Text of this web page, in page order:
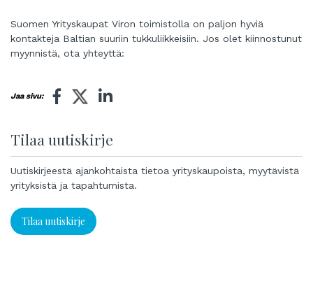
Suomen Yrityskaupat Viron toimistolla on paljon hyviä
kontakteja Baltian suuriin tukkuliikkeisiin. Jos olet kiinnostunut
myynnistä, ota yhteyttä:
Jaa sivu:
Tilaa uutiskirje
Uutiskirjeestä ajankohtaista tietoa yrityskaupoista, myytävistä
yrityksistä ja tapahtumista.
Tilaa uutiskirje